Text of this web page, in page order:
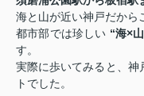
海と山が近い神戸だから
都市部では珍しい “海×
す。
実際に歩いてみると、神
トでした。